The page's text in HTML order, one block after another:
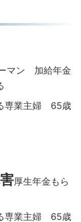
マン 加給年金
専業主婦 65歳
厚生年金もら
専業主婦 65歳